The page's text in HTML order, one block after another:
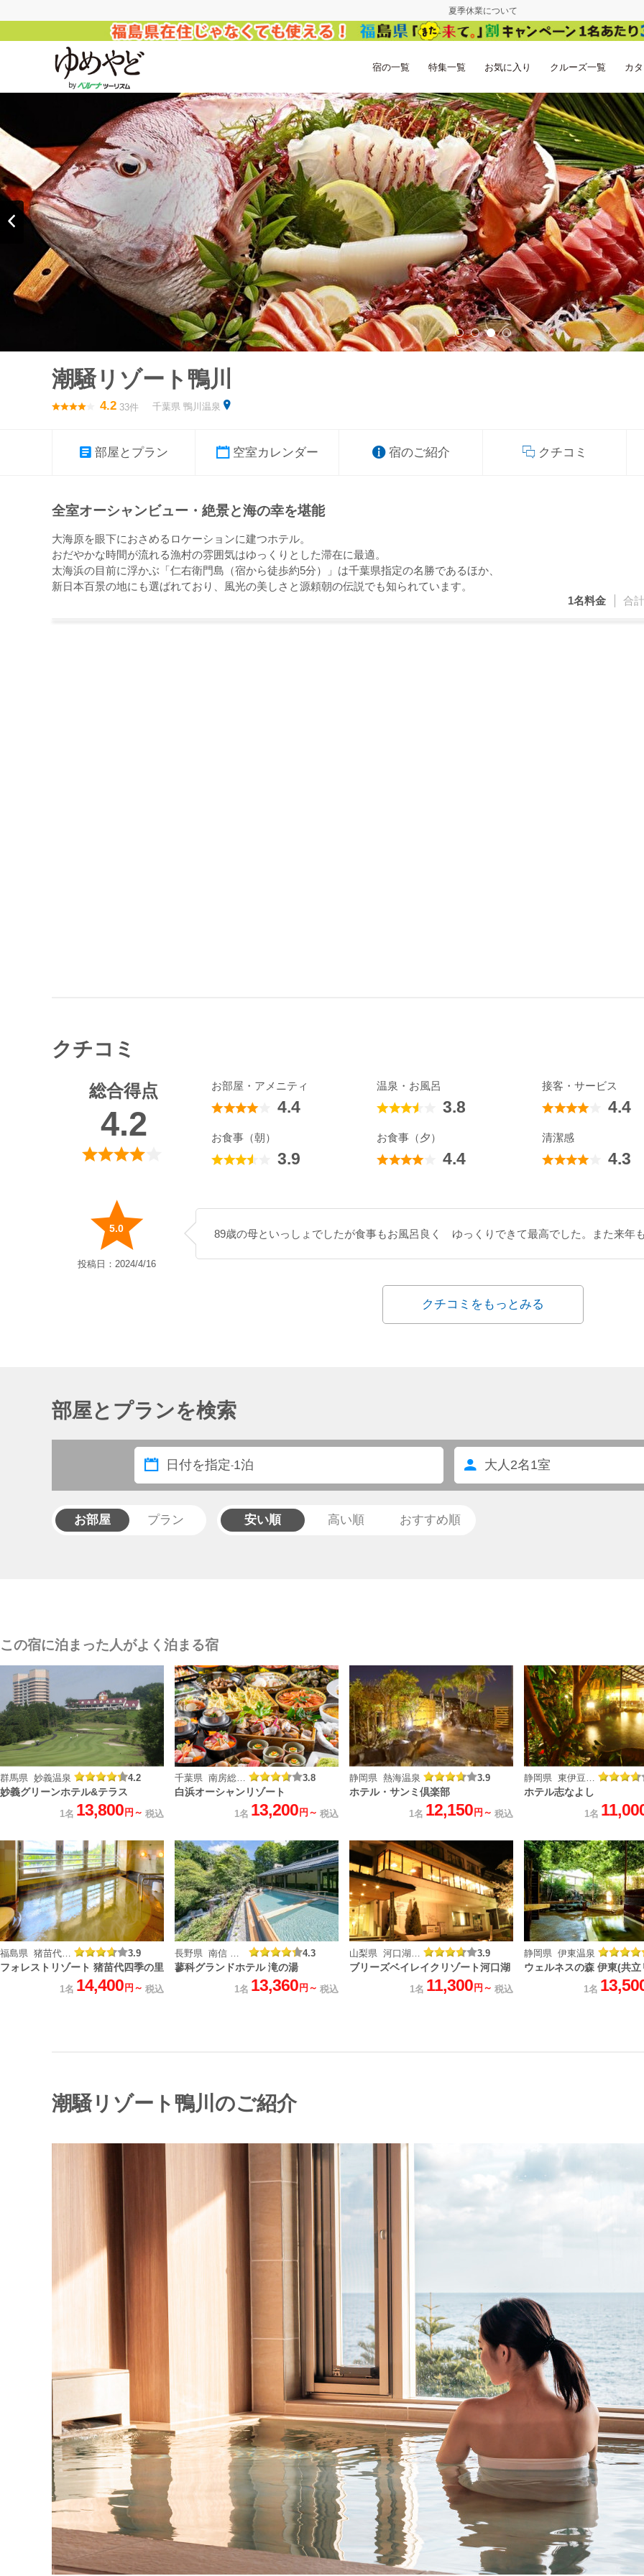
夏季休業について
宿の一覧 特集一覧 お気に入り クルーズ一覧 カ
潮騒リゾート鴨川
4.2 33件 千葉県 鴨川温泉
部屋とプラン 空室カレンダー 宿のご紹介 クチコミ
全室オーシャンビュー・絶景と海の幸を堪能
大海原を眼下におさめるロケーションに建つホテル。
おだやかな時間が流れる漁村の雰囲気はゆっくりとした滞在に最適。
太海浜の目前に浮かぶ「仁右衛門島（宿から徒歩約5分）」は千葉県指定の名勝であるほか、
新日本百景の地にも選ばれており、風光の美しさと源頼朝の伝説でも知られています。
1名料金 合計
クチコミ
総合得点
4.2
お部屋・アメニティ
4.4
温泉・お風呂
3.8
接客・サービス
4.4
お食事（朝）
3.9
お食事（夕）
4.4
清潔感
4.3
5.0
投稿日：2024/4/16
89歳の母といっしょでしたが食事もお風呂良く ゆっくりできて最高でした。また来年
クチコミをもっとみる
部屋とプランを検索
日付を指定-1泊 大人 2名 1室
お部屋 プラン 安い順 高い順 おすすめ順
この宿に泊まった人がよく泊まる宿
群馬県 妙義温泉 4.2
妙義グリーンホテル&テラス
1名 13,800 円～ 税込
千葉県 南房総白浜温泉 3.8
白浜オーシャンリゾート
1名 13,200 円～ 税込
静岡県 熱海温泉 3.9
ホテル・サンミ倶楽部
1名 12,150 円～ 税込
静岡県 東伊豆 熱川温泉
ホテル志なよし
1名
3.9
フォレストリゾート 猪苗代四季の里
1名 14,400 円～ 税込
4.3
蓼科グランドホテル 滝の湯
1名 13,360 円～ 税込
3.9
ブリーズベイレイクリゾート河口湖
1名 11,300 円～ 税込
静岡県 伊東温泉
ウェルネスの森 伊東(共立
1名
潮騒リゾート鴨川のご紹介